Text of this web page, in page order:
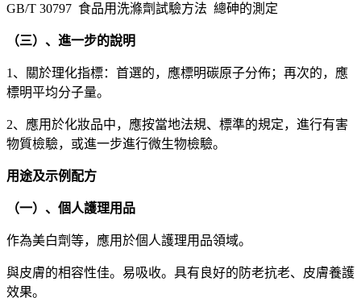
GB/T 30797 食品用洗滌劑試驗方法 總砷的測定
（三）、進一步的說明
1、關於理化指標：首選的，應標明碳原子分佈；再次的，應
標明平均分子量。
2、應用於化妝品中，應按當地法規、標準的規定，進行有害
物質檢驗，或進一步進行微生物檢驗。
用途及示例配方
（一）、個人護理用品
作為美白劑等，應用於個人護理用品領域。
與皮膚的相容性佳。易吸收。具有良好的防老抗老、皮膚養護
效果。